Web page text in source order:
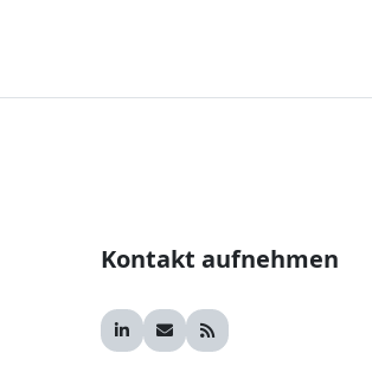
Kontakt aufnehmen